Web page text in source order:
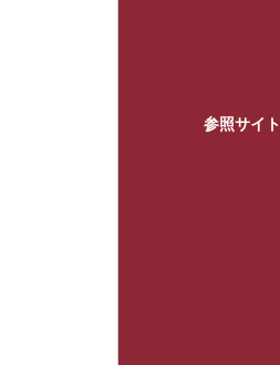
参照サイト